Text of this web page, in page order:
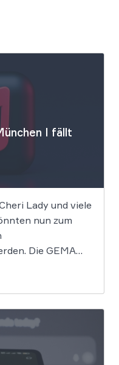
I fällt
Lady und viele
nun zum
Die GEMA
Dem
KI-Musik-
Die